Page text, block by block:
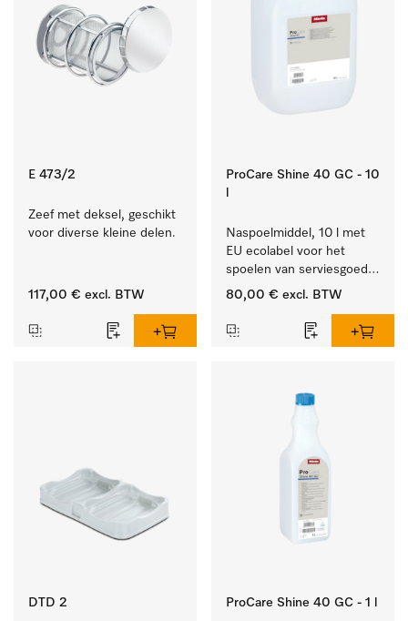
E 473/2
Zeef met deksel, geschikt
voor diverse kleine delen.
117,00 € excl. BTW
ProCare Shine 40 GC - 10
Naspoelmiddel, 10 l met
EU ecolabel voor het
spoelen van serviesgoed,
bestek en glazen.
80,00 € excl. BTW
DTD 2 ProCare Shine 40 GC - 1 l